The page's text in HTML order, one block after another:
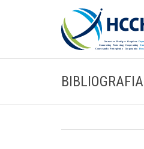
BIBLIOGRAFIA